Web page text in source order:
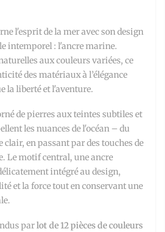
l'esprit de la mer avec son design
intemporel : l'ancre marine.
aux couleurs variées, ce
des matériaux à l’élégance
la liberté et l'aventure.
de pierres aux teintes subtiles et
les nuances de l'océan – du
clair, en passant par des touches de
Le motif central, une ancre
intégré au design,
et la force tout en conservant une
parlot de 12 pièces de couleurs